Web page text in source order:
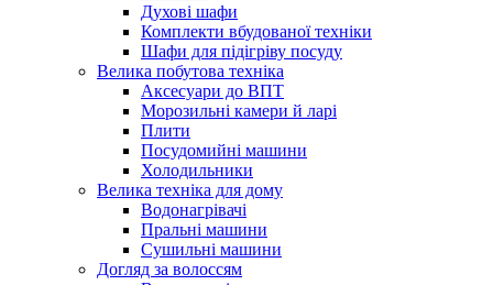
Духові шафи
Комплекти вбудованої техніки
Шафи для підігріву посуду
Велика побутова техніка
Аксесуари до ВПТ
Морозильні камери й ларі
Плити
Посудомийні машини
Холодильники
Велика техніка для дому
Водонагрівачі
Пральні машини
Сушильні машини
Догляд за волоссям